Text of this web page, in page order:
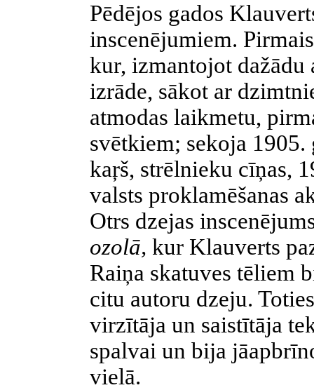
Pēdējos gados
inscenējumiem.
kur, izmantojot dažādu
izrāde, sākot ar
atmodas laikmetu,
svētkiem; sekoja
kaŗš, strēlnieku cīņas,
valsts proklamēšanas
Otrs dzejas
ozolā, kur Klauverts
Raiņa skatuves tēliem
citu autoru dzeju.
virzītāja un saistītāja
spalvai un bija
vielā.